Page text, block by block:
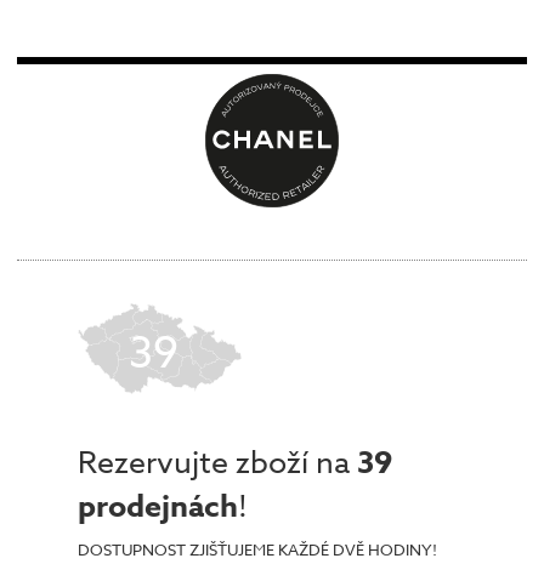
39
Rezervujte zboží na 39
prodejnách!
DOSTUPNOST ZJIŠŤUJEME KAŽDÉ DVĚ HODINY!